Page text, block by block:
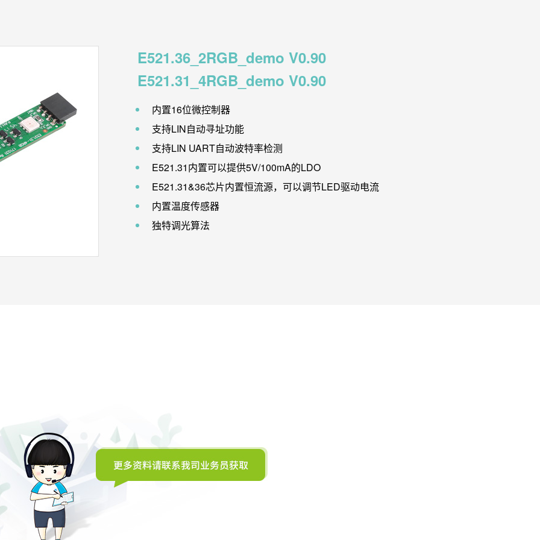
E521.36_2RGB_demo V0.90
E521.31_4RGB_demo V0.90
内置16位微控制器
支持LIN自动寻址功能
支持LIN UART自动波特率检测
E521.31内置可以提供5V/100mA的LDO
E521.31&36芯片内置恒流源，可以调节LED驱动电流
内置温度传感器
独特调光算法